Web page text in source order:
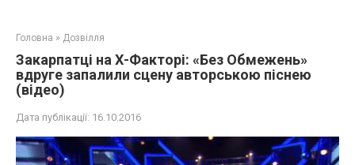
Головна » Дозвілля
Закарпатці на Х-Факторі: «Без Обмежень»
вдруге запалили сцену авторською піснею
(відео)
Дата публікації: 16.10.2016